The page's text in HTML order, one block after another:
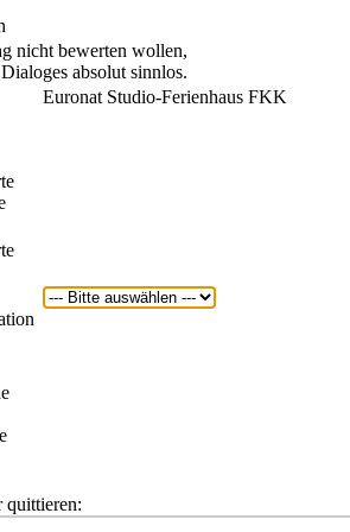
nicht bewerten wollen,
absolut sinnlos.
Euronat Studio-Ferienhaus FKK
quittieren: